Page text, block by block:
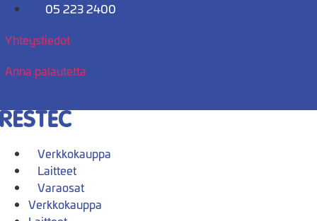
Mene
05 223 2400
Yhteystiedot
Anna palautetta
Verkkokauppa
Laitteet
Varaosat
Verkkokauppa